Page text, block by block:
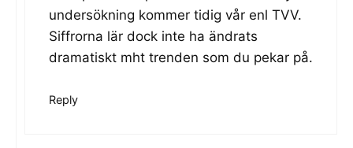
undersökning kommer tidig vår enl TVV.
Siffrorna lär dock inte ha ändrats
dramatiskt mht trenden som du pekar på.
Reply